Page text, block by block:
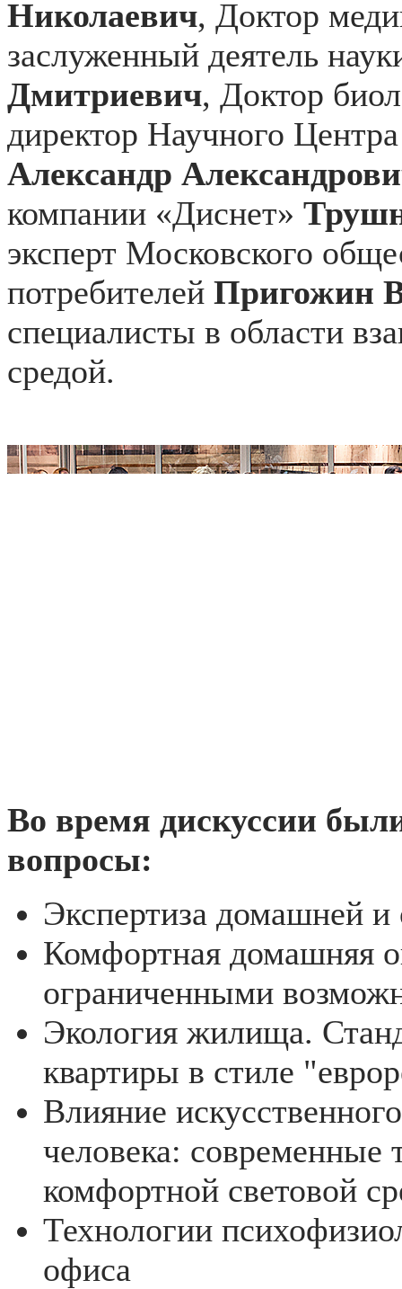
Николаевич, Доктор
заслуженный деятель
Дмитриевич, Доктор
директор Научного
Александр
компании «Диснет»
эксперт Московского
потребителей Пригожин
специалисты в области
средой.
Во время дискуссии
вопросы:
Экспертиза домашней
Комфортная домашняя
ограниченными
Экология жилища.
квартиры в стиле
Влияние
человека: современные
комфортной световой
Технологии
офиса